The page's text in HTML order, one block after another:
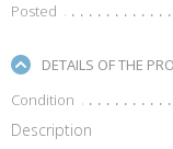
Posted
DETAILS OF THE
Condition
Description